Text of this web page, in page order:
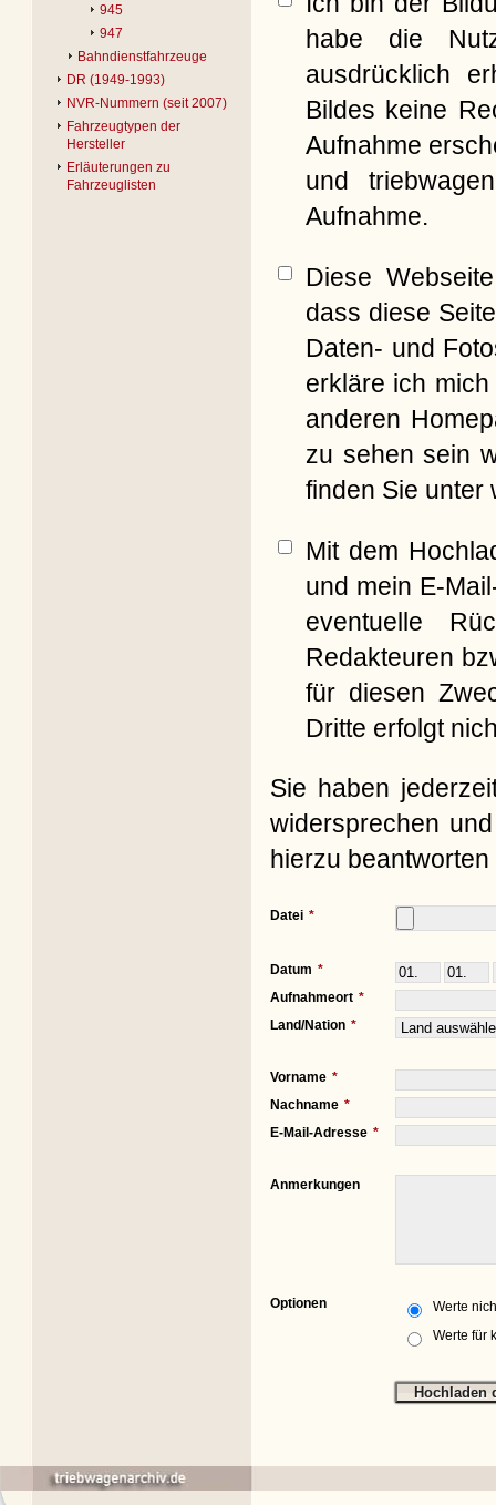
945
947
Bahndienstfahrzeuge
DR (1949-1993)
NVR-Nummern (seit 2007)
Fahrzeugtypen der
Hersteller
Erläuterungen zu
Fahrzeuglisten
habe die
ausdrücklich
Bildes keine
Aufnahme
und
Aufnahme.
Diese
dass diese
Daten- und
erkläre ich
anderen
zu sehen sein
finden Sie unter
Mit dem
und mein E-
eventuelle
Redakteuren
für diesen
Dritte erfolgt
Sie haben
widersprechen
hierzu
Datei
Datum
Aufnahmeort
Land/Nation
Vorname
Nachname
E-Mail-Adresse
Anmerkungen
Optionen
Werte
Werte für